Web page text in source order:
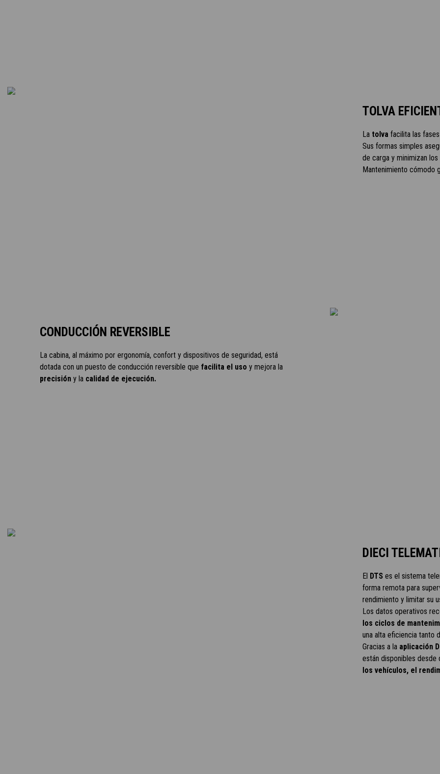
TOLVA
La tolva facilita las
Sus formas simples
de carga y minimizan
Mantenimiento cómodo
CONDUCCIÓN REVERSIBLE
La cabina, al máximo por ergonomía, confort y dispositivos de seguridad, está
dotada con un puesto de conducción reversible que facilita el uso y mejora la
precisióny la calidad de ejecución.
DIECI
El DTS es el sistema
forma remota para
rendimiento y limitar su
Los datos operativos
los ciclos de
una alta eficiencia tanto
Gracias a la aplicación
están disponibles
los vehículos, el